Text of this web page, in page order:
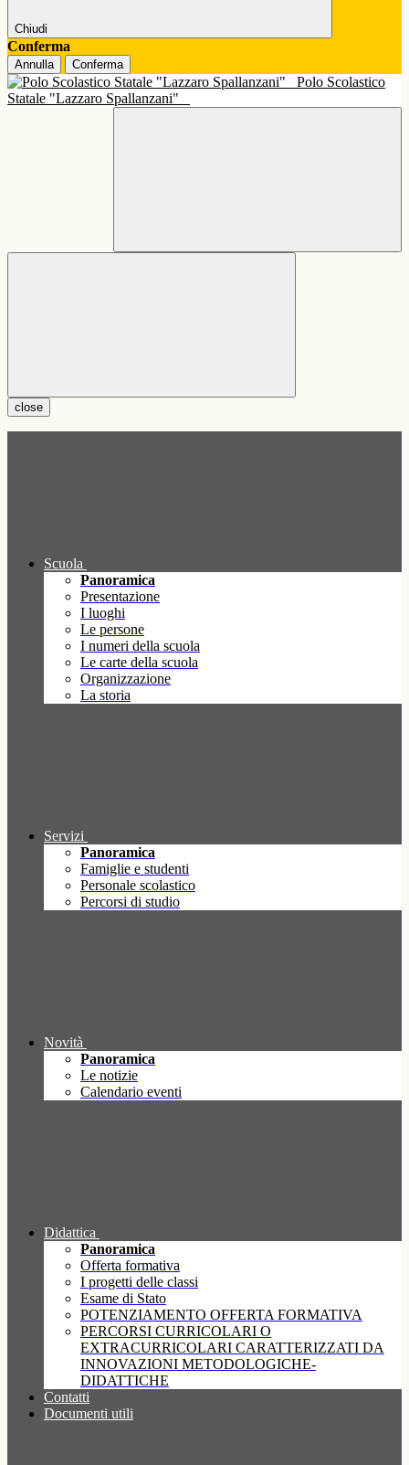
Chiudi
Conferma
Annulla Conferma
Polo Scolastico
Statale "Lazzaro Spallanzani"
close
Scuola
Panoramica
Presentazione
I luoghi
Le persone
I numeri della scuola
Le carte della scuola
Organizzazione
La storia
Servizi
Panoramica
Famiglie e studenti
Personale scolastico
Percorsi di studio
Novità
Panoramica
Le notizie
Calendario eventi
Didattica
Panoramica
Offerta formativa
I progetti delle classi
Esame di Stato
POTENZIAMENTO OFFERTA FORMATIVA
PERCORSI CURRICOLARI O
EXTRACURRICOLARI CARATTERIZZATI DA
INNOVAZIONI METODOLOGICHE-
DIDATTICHE
Contatti
Documenti utili